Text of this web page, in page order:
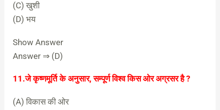
(C) खुशी
(D) भय
Show Answer
Answer ⇒ (D)
11.जे कृष्णमूर्ति के अनुसार, सम्पूर्ण विश्व किस ओर अग्रसर है ?
(A) विकास की ओर